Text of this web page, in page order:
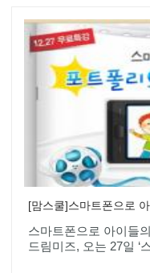
스마트폰으로 아이들
드림미즈, 오는 27일 ‘